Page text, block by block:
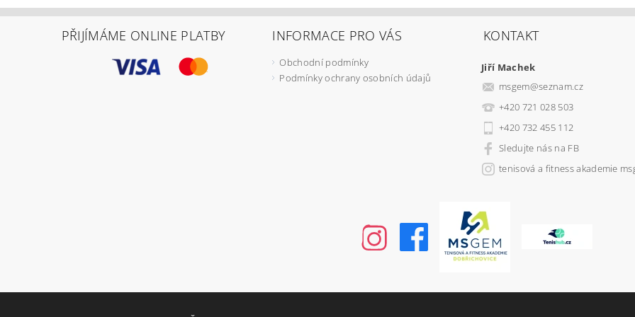
PŘIJÍMÁME ONLINE PLATBY INFORMACE PRO VÁS
Obchodní podmínky
Podmínky ochrany osobních údajů
KONTAKT
Jiří Machek
msgem@seznam.cz
+420 721 028 503
+420 732 455 112
Sledujte nás na FB
tenisová a fitness akademie